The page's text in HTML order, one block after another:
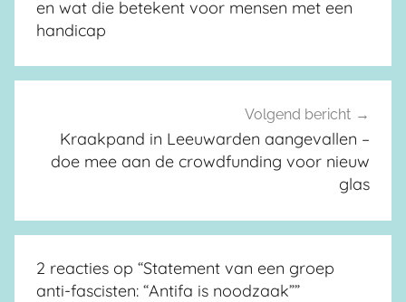
en wat die betekent voor mensen met een
handicap
Volgend bericht
Kraakpand in Leeuwarden aangevallen –
doe mee aan de crowdfunding voor nieuw
glas
2 reacties op “Statement van een groep
anti-fascisten: “Antifa is noodzaak””